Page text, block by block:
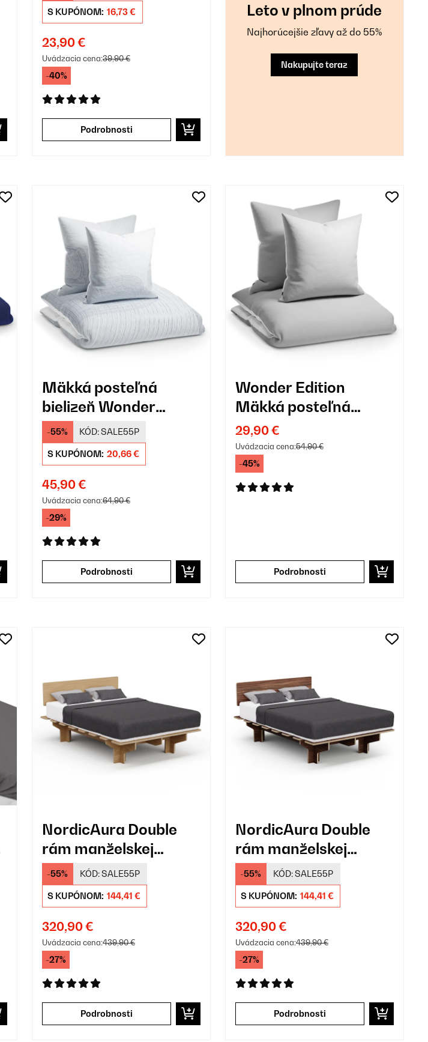
S KUPÓNOM: 16,73 €
23,90 €
Uvádzacia cena:39,90 €
-40%
Podrobnosti
Leto v plnom prúde
Najhorúcejšie zľavy až do 55%
Nakupujte teraz
Mäkká posteľná
bielizeň Wonder
Edition
-55% KÓD: SALE55P
S KUPÓNOM: 20,66 €
45,90 €
Uvádzacia cena:64,90 €
-29%
Podrobnosti
Wonder Edition
Mäkká posteľná
bielizeň
29,90 €
Uvádzacia cena:54,90 €
-45%
Podrobnosti
NordicAura Double
rám manželskej
postele, 140 cm x 200
cm
-55% KÓD: SALE55P
S KUPÓNOM: 144,41 €
320,90 €
Uvádzacia cena:439,90 €
-27%
Podrobnosti
NordicAura Double
rám manželskej
postele, 140 cm x 200
cm
-55% KÓD: SALE55P
S KUPÓNOM: 144,41 €
320,90 €
Uvádzacia cena:439,90 €
-27%
Podrobnosti